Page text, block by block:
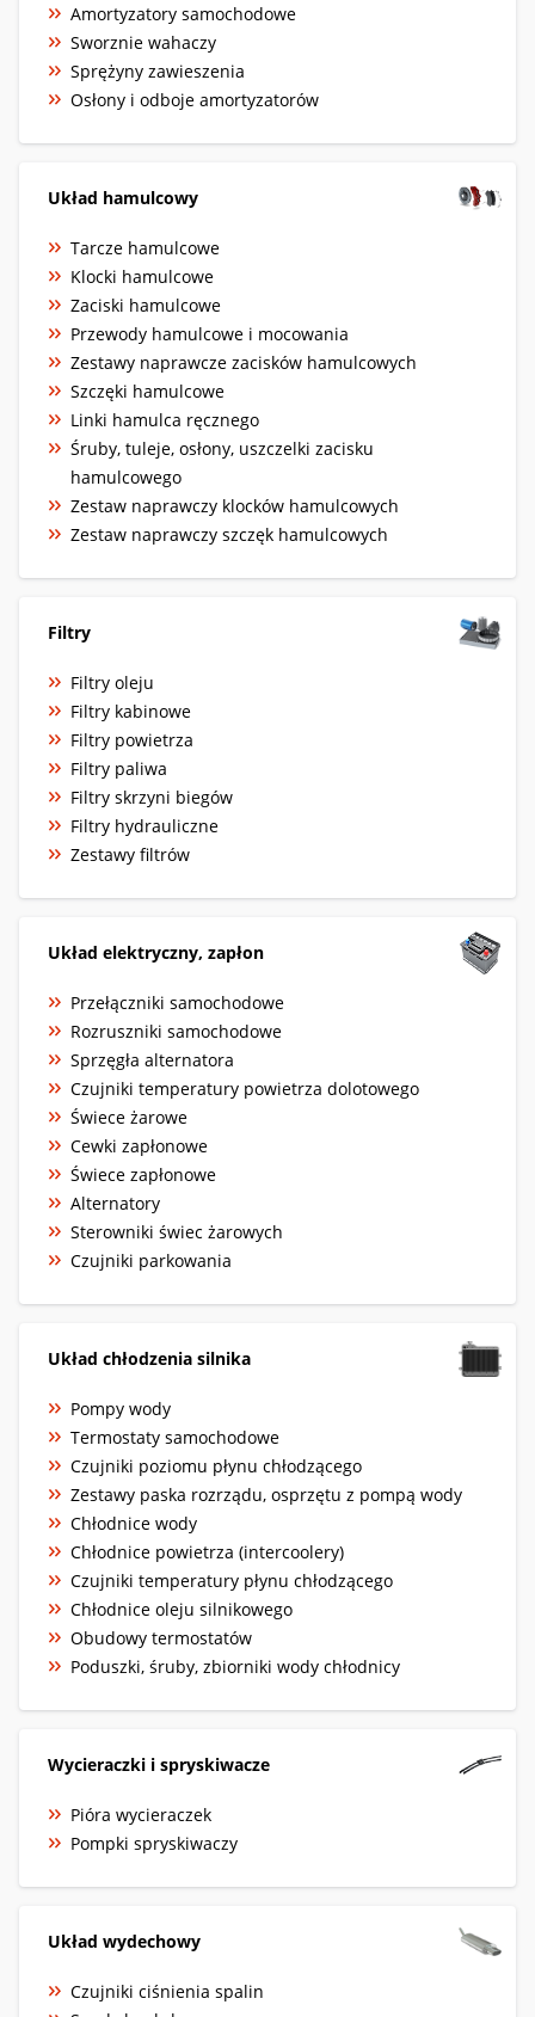
Amortyzatory samochodowe
Sworznie wahaczy
Sprężyny zawieszenia
Osłony i odboje amortyzatorów
Układ hamulcowy
Tarcze hamulcowe
Klocki hamulcowe
Zaciski hamulcowe
Przewody hamulcowe i mocowania
Zestawy naprawcze zacisków hamulcowych
Szczęki hamulcowe
Linki hamulca ręcznego
Śruby, tuleje, osłony, uszczelki zacisku
hamulcowego
Zestaw naprawczy klocków hamulcowych
Zestaw naprawczy szczęk hamulcowych
Filtry
Filtry oleju
Filtry kabinowe
Filtry powietrza
Filtry paliwa
Filtry skrzyni biegów
Filtry hydrauliczne
Zestawy filtrów
Układ elektryczny, zapłon
Przełączniki samochodowe
Rozruszniki samochodowe
Sprzęgła alternatora
Czujniki temperatury powietrza dolotowego
Świece żarowe
Cewki zapłonowe
Świece zapłonowe
Alternatory
Sterowniki świec żarowych
Czujniki parkowania
Układ chłodzenia silnika
Pompy wody
Termostaty samochodowe
Czujniki poziomu płynu chłodzącego
Zestawy paska rozrządu, osprzętu z pompą wody
Chłodnice wody
Chłodnice powietrza (intercoolery)
Czujniki temperatury płynu chłodzącego
Chłodnice oleju silnikowego
Obudowy termostatów
Poduszki, śruby, zbiorniki wody chłodnicy
Wycieraczki i spryskiwacze
Pióra wycieraczek
Pompki spryskiwaczy
Układ wydechowy
Czujniki ciśnienia spalin